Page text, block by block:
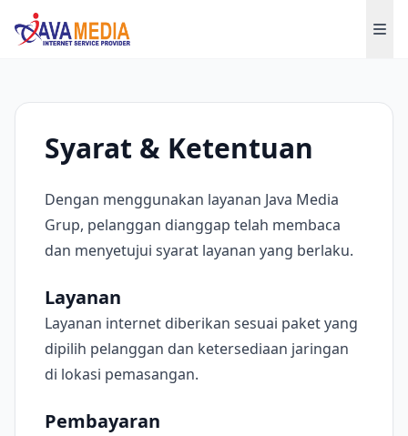
Java Media Grup
Syarat & Ketentuan
Dengan menggunakan layanan Java Media
Grup, pelanggan dianggap telah membaca
dan menyetujui syarat layanan yang berlaku.
Layanan
Layanan internet diberikan sesuai paket yang
dipilih pelanggan dan ketersediaan jaringan
di lokasi pemasangan.
Pembayaran